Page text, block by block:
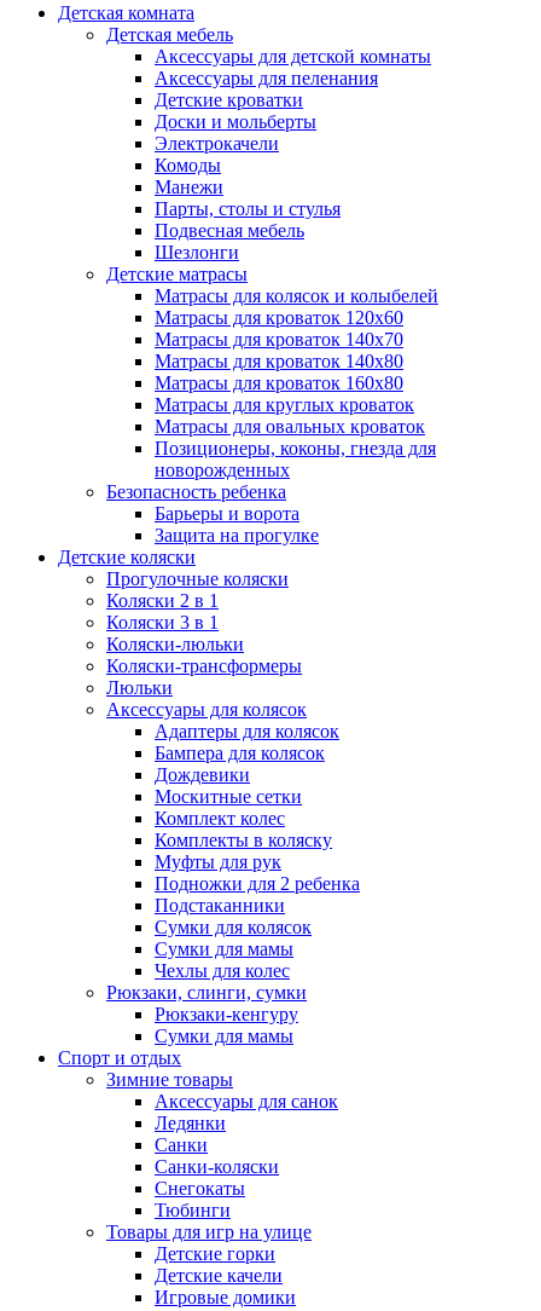
Детская комната
Детская мебель
Аксессуары для детской комнаты
Аксессуары для пеленания
Детские кроватки
Доски и мольберты
Электрокачели
Комоды
Манежи
Парты, столы и стулья
Подвесная мебель
Шезлонги
Детские матрасы
Матрасы для колясок и колыбелей
Матрасы для кроваток 120х60
Матрасы для кроваток 140х70
Матрасы для кроваток 140х80
Матрасы для кроваток 160х80
Матрасы для круглых кроваток
Матрасы для овальных кроваток
Позиционеры, коконы, гнезда для
новорожденных
Безопасность ребенка
Барьеры и ворота
Защита на прогулке
Детские коляски
Прогулочные коляски
Коляски 2 в 1
Коляски 3 в 1
Коляски-люльки
Коляски-трансформеры
Люльки
Аксессуары для колясок
Адаптеры для колясок
Бампера для колясок
Дождевики
Москитные сетки
Комплект колес
Комплекты в коляску
Муфты для рук
Подножки для 2 ребенка
Подстаканники
Сумки для колясок
Сумки для мамы
Чехлы для колес
Рюкзаки, слинги, сумки
Рюкзаки-кенгуру
Сумки для мамы
Спорт и отдых
Зимние товары
Аксессуары для санок
Ледянки
Санки
Санки-коляски
Снегокаты
Тюбинги
Товары для игр на улице
Детские горки
Детские качели
Игровые домики